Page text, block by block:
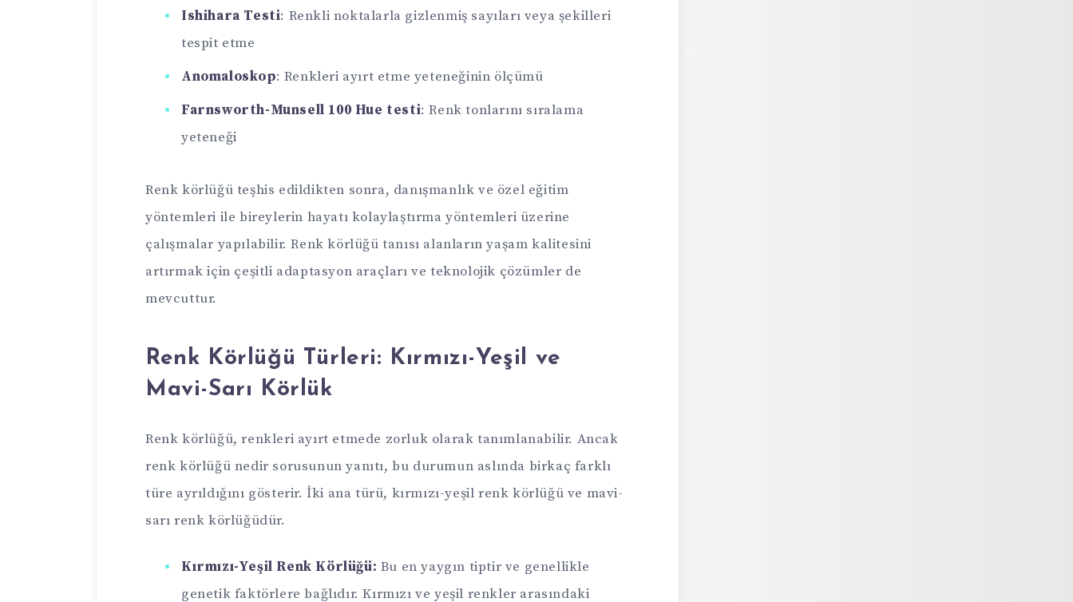
Ishihara Testi: Renkli noktalarla gizlenmiş sayıları veya şekilleri
tespit etme
Anomaloskop: Renkleri ayırt etme yeteneğinin ölçümü
Farnsworth-Munsell 100 Hue testi: Renk tonlarını sıralama
yeteneği
Renk körlüğü teşhis edildikten sonra, danışmanlık ve özel eğitim
yöntemleri ile bireylerin hayatı kolaylaştırma yöntemleri üzerine
çalışmalar yapılabilir. Renk körlüğü tanısı alanların yaşam kalitesini
artırmak için çeşitli adaptasyon araçları ve teknolojik çözümler de
mevcuttur.
Renk Körlüğü Türleri: Kırmızı-Yeşil ve
Mavi-Sarı Körlük
Renk körlüğü, renkleri ayırt etmede zorluk olarak tanımlanabilir. Ancak
renk körlüğü nedir sorusunun yanıtı, bu durumun aslında birkaç farklı
türe ayrıldığını gösterir. İki ana türü, kırmızı-yeşil renk körlüğü ve mavi-
sarı renk körlüğüdür.
Kırmızı-Yeşil Renk Körlüğü: Bu en yaygın tiptir ve genellikle
genetik faktörlere bağlıdır. Kırmızı ve yeşil renkler arasındaki